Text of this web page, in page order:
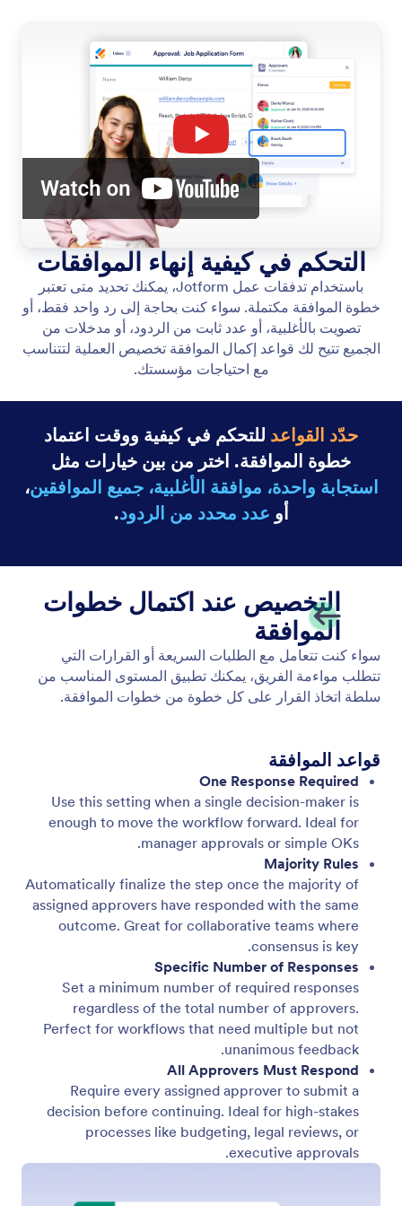
التحكم في كيفية إنهاء الموافقات
باستخدام تدفقات عمل Jotform، يمكنك تحديد متى تعتبر
خطوة الموافقة مكتملة. سواء كنت بحاجة إلى رد واحد فقط، أو
تصويت بالأغلبية، أو عدد ثابت من الردود، أو مدخلات من
الجميع تتيح لك قواعد إكمال الموافقة تخصيص العملية لتتناسب
مع احتياجات مؤسستك.
حدّد القواعد للتحكم في كيفية ووقت اعتماد
خطوة الموافقة. اختر من بين خيارات مثل
استجابة واحدة، موافقة الأغلبية، جميع الموافقين،
أو عدد محدد من الردود.
التخصيص عند اكتمال خطوات
الموافقة
سواء كنت تتعامل مع الطلبات السريعة أو القرارات التي
تتطلب مواءمة الفريق، يمكنك تطبيق المستوى المناسب من
سلطة اتخاذ القرار على كل خطوة من خطوات الموافقة.
قواعد الموافقة
One Response Required
Use this setting when a single decision-maker is
enough to move the workflow forward. Ideal for
manager approvals or simple OKs.
Majority Rules
Automatically finalize the step once the majority of
assigned approvers have responded with the same
outcome. Great for collaborative teams where
consensus is key.
Specific Number of Responses
Set a minimum number of required responses
regardless of the total number of approvers.
Perfect for workflows that need multiple but not
unanimous feedback.
All Approvers Must Respond
Require every assigned approver to submit a
decision before continuing. Ideal for high-stakes
processes like budgeting, legal reviews, or
executive approvals.